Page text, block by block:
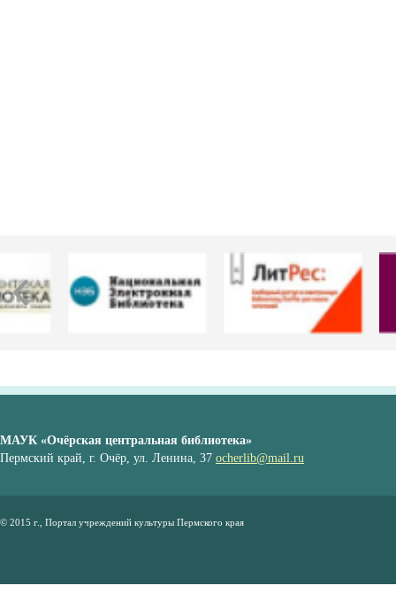
МАУК «Очёрская центральная библиотека»
Пермский край, г. Очёр, ул. Ленина, 37 ocherlib@mail.ru
© 2015 г., Портал учреждений культуры Пермского края